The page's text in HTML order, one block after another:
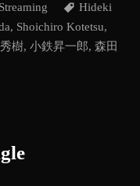
Streaming
Hideki
, Shoichiro Kotetsu,
樹, 小鉄昇一郎, 森田